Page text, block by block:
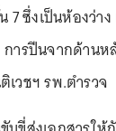
ซึ่งเป็นห้องว่า
ารปีนจากด้านห
วชฯ รพ.ตำรวจ